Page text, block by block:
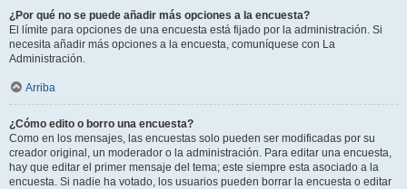
¿Por qué no se puede añadir más opciones a la encuesta?
El límite para opciones de una encuesta está fijado por la administración. Si
necesita añadir más opciones a la encuesta, comuníquese con La
Administración.
Arriba
¿Cómo edito o borro una encuesta?
Como en los mensajes, las encuestas solo pueden ser modificadas por su
creador original, un moderador o la administración. Para editar una encuesta,
hay que editar el primer mensaje del tema; este siempre esta asociado a la
encuesta. Si nadie ha votado, los usuarios pueden borrar la encuesta o editar